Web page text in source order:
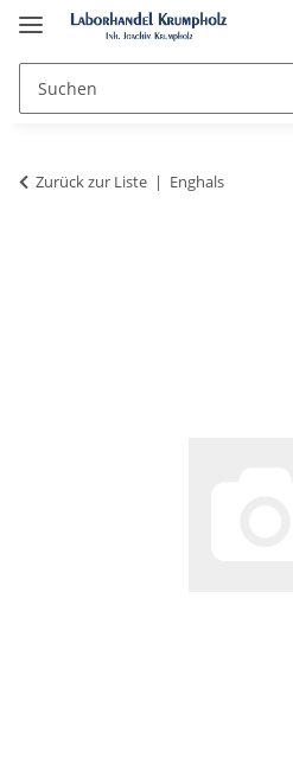
Zurück zur Liste Enghals